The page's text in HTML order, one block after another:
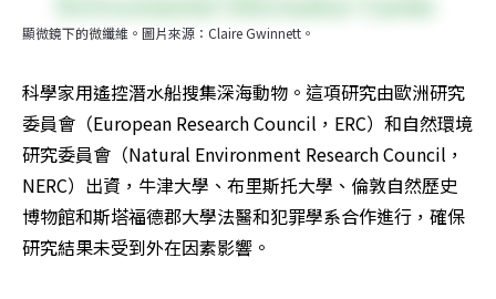
顯微鏡下的微纖維。圖片來源：Claire Gwinnett。
科學家用遙控潛水船搜集深海動物。這項研究由歐洲研究
委員會（European Research Council，ERC）和自然環境
研究委員會（Natural Environment Research Council，
NERC）出資，牛津大學、布里斯托大學、倫敦自然歷史
博物館和斯塔福德郡大學法醫和犯罪學系合作進行，確保
研究結果未受到外在因素影響。